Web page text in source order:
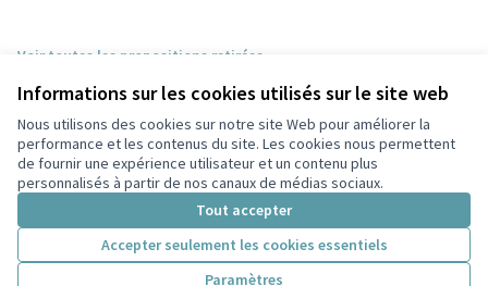
Informations sur les cookies utilisés sur le site web
Nous utilisons des cookies sur notre site Web pour améliorer la
performance et les contenus du site. Les cookies nous permettent
de fournir une expérience utilisateur et un contenu plus
personnalisés à partir de nos canaux de médias sociaux.
Tout accepter
Accepter seulement les cookies essentiels
Paramètres
Voir toutes les propositions retirées
Conditions d'utilisation
Paramètres des cookies
Participez Villeurbanne sur X
(Lien externe)
Participez Villeurbanne sur Facebook
Participez Villeurbanne sur Instagram
Participez Villeurbanne sur YouTube
(Lien externe)
Licence
(Lien